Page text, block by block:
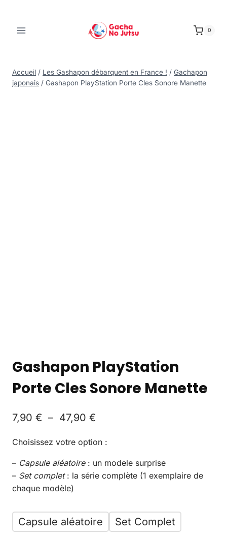
0
Accueil / Les Gashapon débarquent en France ! / Gachapon
japonais / Gashapon PlayStation Porte Cles Sonore Manette
Gashapon PlayStation
Porte Cles Sonore Manette
7,90 € – 47,90 €
Choisissez votre option :
– Capsule aléatoire: un modele surprise
– Set complet: la série complète (1 exemplaire de
chaque modèle)
Capsule aléatoire Set Complet